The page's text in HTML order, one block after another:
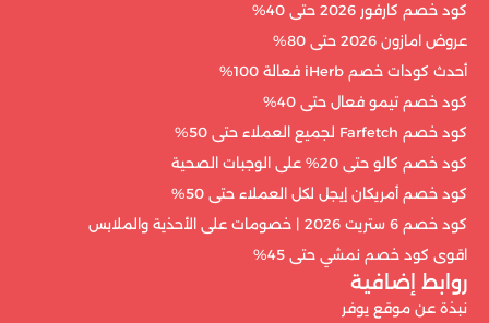
كود خصم كارفور 2026 حتى 40%
عروض امازون 2026 حتى 80%
أحدث كودات خصم iHerb فعالة 100%
كود خصم تيمو فعال حتى 40%
كود خصم Farfetch لجميع العملاء حتى 50%
كود خصم كالو حتى 20% على الوجبات الصحية
كود خصم أمريكان إيجل لكل العملاء حتى 50%
كود خصم 6 ستريت 2026 | خصومات على الأحذية والملابس
اقوى كود خصم نمشي حتى 45%
روابط إضافية
نبذة عن موقع يوفر